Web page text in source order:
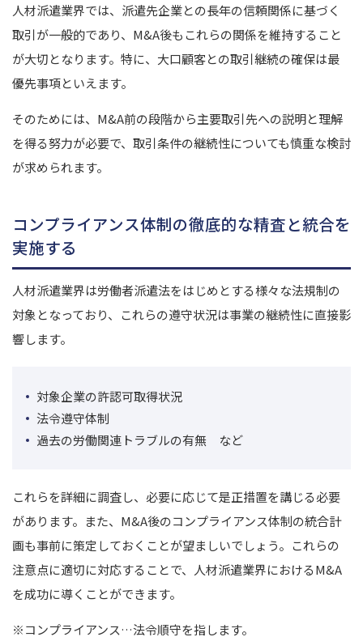
人材派遣業界では、派遣先企業との長年の信頼関係に基づく
取引が一般的であり、M&A後もこれらの関係を維持すること
が大切となります。 特に、大口顧客との取引継続の確保は最
優先事項といえます。
そのためには、M&A前の段階から主要取引先への説明と理解
を得る努力が必要で、取引条件の継続性についても慎重な検討
が求められます。
コンプライアンス体制の徹底的な精査と統合を
実施する
人材派遣業界は労働者派遣法をはじめとする様々な法規制の
対象となっており、これらの遵守状況は事業の継続性に直接影
響します。
対象企業の許認可取得状況
法令遵守体制
過去の労働関連トラブルの有無 など
これらを詳細に調査し、必要に応じて是正措置を講じる必要
があります。 また、M&A後のコンプライアンス体制の統合計
画も事前に策定しておくことが望ましいでしょう。 これらの
注意点に適切に対応することで、人材派遣業界におけるM&A
を成功に導くことができます。
※コンプライアンス…法令順守を指します。